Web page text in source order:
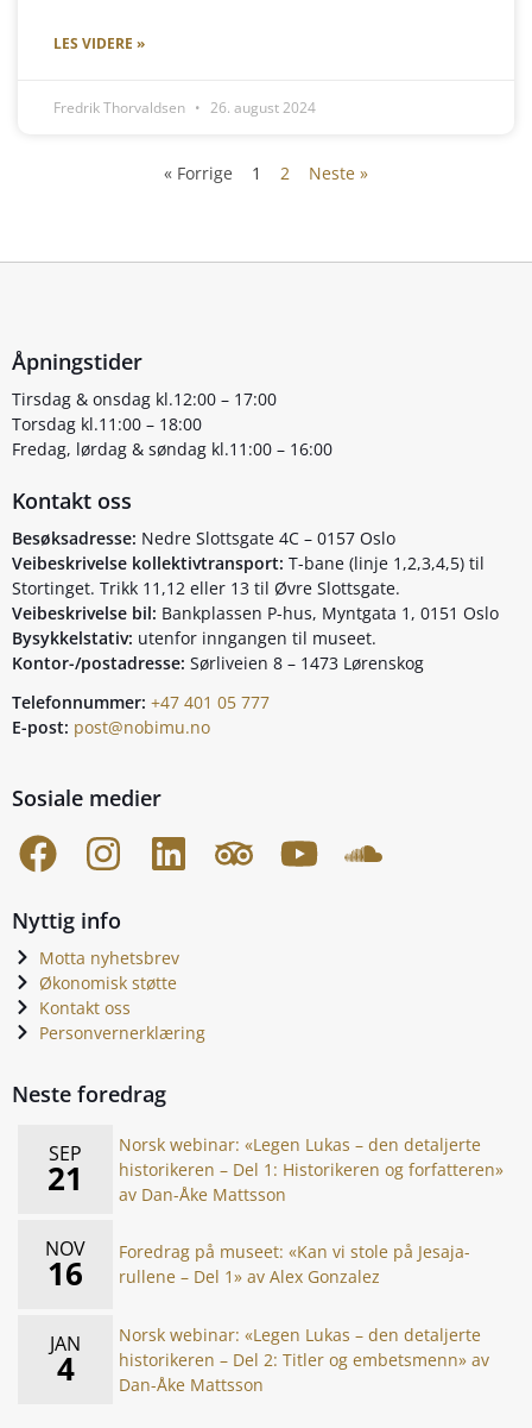
LES VIDERE »
Fredrik Thorvaldsen 26. august 2024
« Forrige 1 2 Neste »
Åpningstider
Tirsdag & onsdag kl.12:00 – 17:00
Torsdag kl.11:00 – 18:00
Fredag, lørdag & søndag kl.11:00 – 16:00
Kontakt oss
Besøksadresse: Nedre Slottsgate 4C – 0157 Oslo
Veibeskrivelse kollektivtransport: T-bane (linje 1,2,3,4,5) til
Stortinget. Trikk 11,12 eller 13 til Øvre Slottsgate.
Veibeskrivelse bil: Bankplassen P-hus, Myntgata 1, 0151 Oslo
Bysykkelstativ: utenfor inngangen til museet.
Kontor-/postadresse: Sørliveien 8 – 1473 Lørenskog
Telefonnummer: +47 401 05 777
E-post: post@nobimu.no
Sosiale medier
Nyttig info
Motta nyhetsbrev
Økonomisk støtte
Kontakt oss
Personvernerklæring
Neste foredrag
SEP
21
Norsk webinar: «Legen Lukas – den detaljerte
historikeren – Del 1: Historikeren og forfatteren»
av Dan-Åke Mattsson
NOV
16
Foredrag på museet: «Kan vi stole på Jesaja-
rullene – Del 1» av Alex Gonzalez
JAN
4
Norsk webinar: «Legen Lukas – den detaljerte
historikeren – Del 2: Titler og embetsmenn» av
Dan-Åke Mattsson